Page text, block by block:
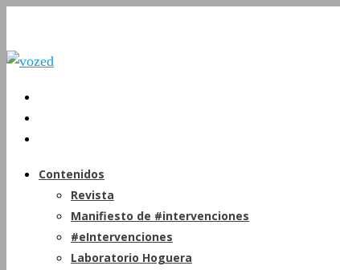
Contenidos
Revista
Manifiesto de #intervenciones
#eIntervenciones
Laboratorio Hoguera